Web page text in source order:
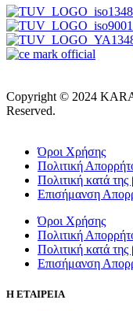
Copyright © 2024
Reserved.
Όροι Χρήσης
Πολιτική
Πολιτική κατά
Επισήμανση
Όροι Χρήσης
Πολιτική
Πολιτική κατά
Επισήμανση
Η ΕΤΑΙΡΕΙΑ